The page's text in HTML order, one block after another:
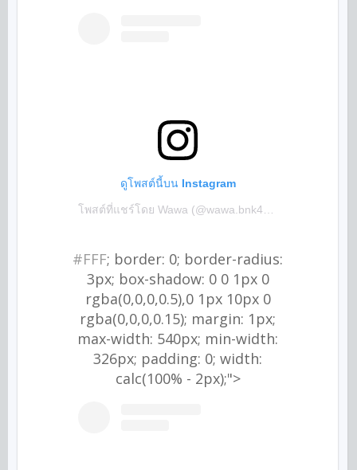
ดูโพสต์นี้บน Instagram
#FFF; border: 0; border-radius:
3px; box-shadow: 0 0 1px 0
rgba(0,0,0,0.5),0 1px 10px 0
rgba(0,0,0,0.15); margin: 1px;
max-width: 540px; min-width:
326px; padding: 0; width:
calc(100% - 2px);">